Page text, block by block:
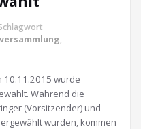
,
10.11.2015 wurde
Während die
(Vorsitzender) und
wurden, kommen